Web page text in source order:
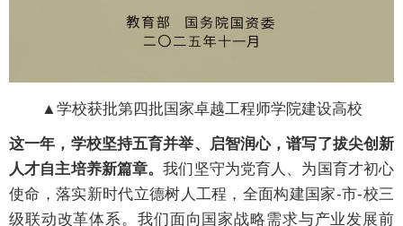
▲学校获批第四批国家卓越工程师学院建设高校
这一年，学校坚持五育并举、启智润心，谱写了拔尖创新
人才自主培养新篇章。我们坚守为党育人、为国育才初心
使命，落实新时代立德树人工程，全面构建国家-市-校三
级联动改革体系。我们面向国家战略需求与产业发展前